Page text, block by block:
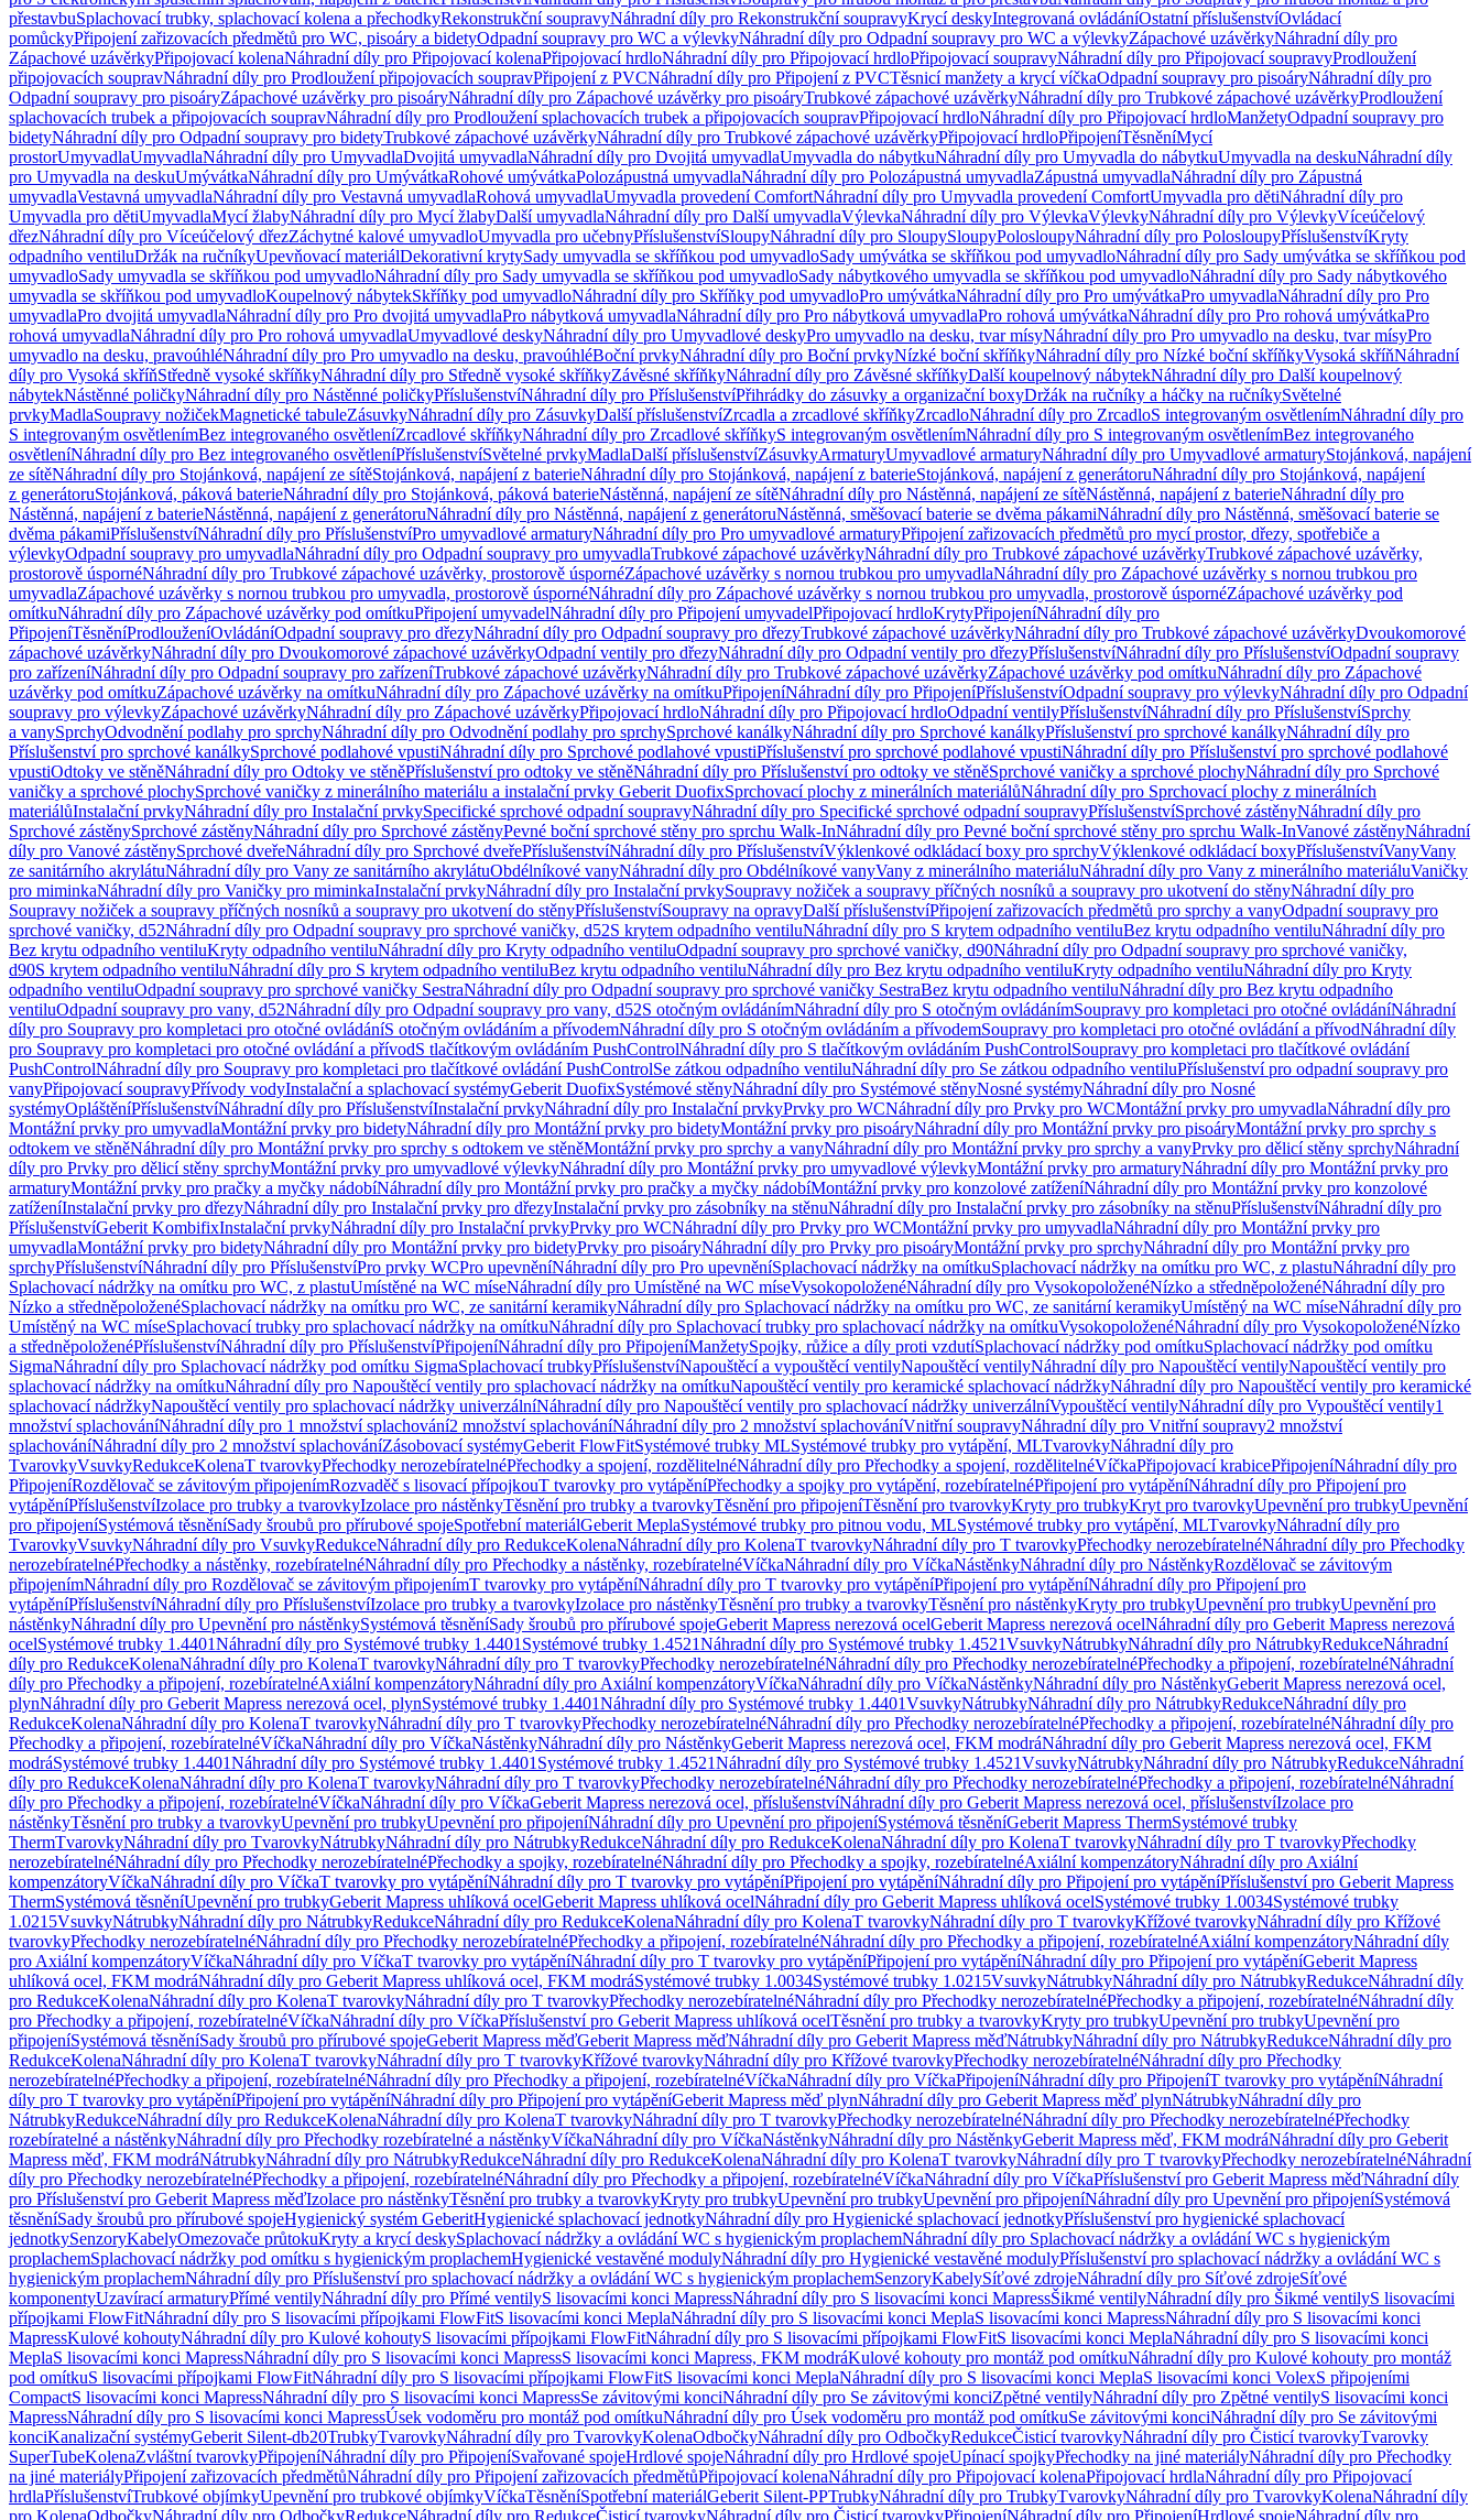
přestavbuSplachovací trubky, splachovací kolena a přechodkyRekonstrukční soupravyNáhradní díly pro Rekonstrukční soupravyKrycí deskyIntegrovaná ovládáníOstatní příslušenstvíOvládací
pomůckyPřipojení zařizovacích předmětů pro WC, pisoáry a bidetyOdpadní soupravy pro WC a výlevkyNáhradní díly pro Odpadní soupravy pro WC a výlevkyZápachové uzávěrkyNáhradní díly pro
Zápachové uzávěrkyPřipojovací kolenaNáhradní díly pro Připojovací kolenaPřipojovací hrdloNáhradní díly pro Připojovací hrdloPřipojovací soupravyNáhradní díly pro Připojovací soupravyProdloužení
připojovacích soupravNáhradní díly pro Prodloužení připojovacích soupravPřipojení z PVCNáhradní díly pro Připojení z PVCTěsnicí manžety a krycí víčkaOdpadní soupravy pro pisoáryNáhradní díly pro
Odpadní soupravy pro pisoáryZápachové uzávěrky pro pisoáryNáhradní díly pro Zápachové uzávěrky pro pisoáryTrubkové zápachové uzávěrkyNáhradní díly pro Trubkové zápachové uzávěrkyProdloužení
splachovacích trubek a připojovacích soupravNáhradní díly pro Prodloužení splachovacích trubek a připojovacích soupravPřipojovací hrdloNáhradní díly pro Připojovací hrdloManžetyOdpadní soupravy pro
bidetyNáhradní díly pro Odpadní soupravy pro bidetyTrubkové zápachové uzávěrkyNáhradní díly pro Trubkové zápachové uzávěrkyPřipojovací hrdloPřipojeníTěsněníMycí
prostorUmyvadlaUmyvadlaNáhradní díly pro UmyvadlaDvojitá umyvadlaNáhradní díly pro Dvojitá umyvadlaUmyvadla do nábytkuNáhradní díly pro Umyvadla do nábytkuUmyvadla na deskuNáhradní díly
pro Umyvadla na deskuUmývátkaNáhradní díly pro UmývátkaRohové umývátkaPolozápustná umyvadlaNáhradní díly pro Polozápustná umyvadlaZápustná umyvadlaNáhradní díly pro Zápustná
umyvadlaVestavná umyvadlaNáhradní díly pro Vestavná umyvadlaRohová umyvadlaUmyvadla provedení ComfortNáhradní díly pro Umyvadla provedení ComfortUmyvadla pro dětiNáhradní díly pro
Umyvadla pro dětiUmyvadlaMycí žlabyNáhradní díly pro Mycí žlabyDalší umyvadlaNáhradní díly pro Další umyvadlaVýlevkaNáhradní díly pro VýlevkaVýlevkyNáhradní díly pro VýlevkyVíceúčelový
dřezNáhradní díly pro Víceúčelový dřezZáchytné kalové umyvadloUmyvadla pro učebnyPříslušenstvíSloupyNáhradní díly pro SloupySloupyPolosloupyNáhradní díly pro PolosloupyPříslušenstvíKryty
odpadního ventiluDržák na ručníkyUpevňovací materiálDekorativní krytySady umyvadla se skříňkou pod umyvadloSady umývátka se skříňkou pod umyvadloNáhradní díly pro Sady umývátka se skříňkou pod
umyvadloSady umyvadla se skříňkou pod umyvadloNáhradní díly pro Sady umyvadla se skříňkou pod umyvadloSady nábytkového umyvadla se skříňkou pod umyvadloNáhradní díly pro Sady nábytkového
umyvadla se skříňkou pod umyvadloKoupelnový nábytekSkříňky pod umyvadloNáhradní díly pro Skříňky pod umyvadloPro umývátkaNáhradní díly pro Pro umývátkaPro umyvadlaNáhradní díly pro Pro
umyvadlaPro dvojitá umyvadlaNáhradní díly pro Pro dvojitá umyvadlaPro nábytková umyvadlaNáhradní díly pro Pro nábytková umyvadlaPro rohová umývátkaNáhradní díly pro Pro rohová umývátkaPro
rohová umyvadlaNáhradní díly pro Pro rohová umyvadlaUmyvadlové deskyNáhradní díly pro Umyvadlové deskyPro umyvadlo na desku, tvar mísyNáhradní díly pro Pro umyvadlo na desku, tvar mísyPro
umyvadlo na desku, pravoúhléNáhradní díly pro Pro umyvadlo na desku, pravoúhléBoční prvkyNáhradní díly pro Boční prvkyNízké boční skříňkyNáhradní díly pro Nízké boční skříňkyVysoká skříňNáhradní
díly pro Vysoká skříňStředně vysoké skříňkyNáhradní díly pro Středně vysoké skříňkyZávěsné skříňkyNáhradní díly pro Závěsné skříňkyDalší koupelnový nábytekNáhradní díly pro Další koupelnový
nábytekNástěnné poličkyNáhradní díly pro Nástěnné poličkyPříslušenstvíNáhradní díly pro PříslušenstvíPřihrádky do zásuvky a organizační boxyDržák na ručníky a háčky na ručníkySvětelné
prvkyMadlaSoupravy nožičekMagnetické tabuleZásuvkyNáhradní díly pro ZásuvkyDalší příslušenstvíZrcadla a zrcadlové skříňkyZrcadloNáhradní díly pro ZrcadloS integrovaným osvětlenímNáhradní díly pro
S integrovaným osvětlenímBez integrovaného osvětleníZrcadlové skříňkyNáhradní díly pro Zrcadlové skříňkyS integrovaným osvětlenímNáhradní díly pro S integrovaným osvětlenímBez integrovaného
osvětleníNáhradní díly pro Bez integrovaného osvětleníPříslušenstvíSvětelné prvkyMadlaDalší příslušenstvíZásuvkyArmaturyUmyvadlové armaturyNáhradní díly pro Umyvadlové armaturyStojánková, napájení
ze sítěNáhradní díly pro Stojánková, napájení ze sítěStojánková, napájení z baterieNáhradní díly pro Stojánková, napájení z baterieStojánková, napájení z generátoruNáhradní díly pro Stojánková, napájení
z generátoruStojánková, páková baterieNáhradní díly pro Stojánková, páková baterieNástěnná, napájení ze sítěNáhradní díly pro Nástěnná, napájení ze sítěNástěnná, napájení z baterieNáhradní díly pro
Nástěnná, napájení z baterieNástěnná, napájení z generátoruNáhradní díly pro Nástěnná, napájení z generátoruNástěnná, směšovací baterie se dvěma pákamiNáhradní díly pro Nástěnná, směšovací baterie se
dvěma pákamiPříslušenstvíNáhradní díly pro PříslušenstvíPro umyvadlové armaturyNáhradní díly pro Pro umyvadlové armaturyPřipojení zařizovacích předmětů pro mycí prostor, dřezy, spotřebiče a
výlevkyOdpadní soupravy pro umyvadlaNáhradní díly pro Odpadní soupravy pro umyvadlaTrubkové zápachové uzávěrkyNáhradní díly pro Trubkové zápachové uzávěrkyTrubkové zápachové uzávěrky,
prostorově úspornéNáhradní díly pro Trubkové zápachové uzávěrky, prostorově úspornéZápachové uzávěrky s nornou trubkou pro umyvadlaNáhradní díly pro Zápachové uzávěrky s nornou trubkou pro
umyvadlaZápachové uzávěrky s nornou trubkou pro umyvadla, prostorově úspornéNáhradní díly pro Zápachové uzávěrky s nornou trubkou pro umyvadla, prostorově úspornéZápachové uzávěrky pod
omítkuNáhradní díly pro Zápachové uzávěrky pod omítkuPřipojení umyvadelNáhradní díly pro Připojení umyvadelPřipojovací hrdloKrytyPřipojeníNáhradní díly pro
PřipojeníTěsněníProdlouženíOvládáníOdpadní soupravy pro dřezyNáhradní díly pro Odpadní soupravy pro dřezyTrubkové zápachové uzávěrkyNáhradní díly pro Trubkové zápachové uzávěrkyDvoukomorové
zápachové uzávěrkyNáhradní díly pro Dvoukomorové zápachové uzávěrkyOdpadní ventily pro dřezyNáhradní díly pro Odpadní ventily pro dřezyPříslušenstvíNáhradní díly pro PříslušenstvíOdpadní soupravy
pro zařízeníNáhradní díly pro Odpadní soupravy pro zařízeníTrubkové zápachové uzávěrkyNáhradní díly pro Trubkové zápachové uzávěrkyZápachové uzávěrky pod omítkuNáhradní díly pro Zápachové
uzávěrky pod omítkuZápachové uzávěrky na omítkuNáhradní díly pro Zápachové uzávěrky na omítkuPřipojeníNáhradní díly pro PřipojeníPříslušenstvíOdpadní soupravy pro výlevkyNáhradní díly pro Odpadní
soupravy pro výlevkyZápachové uzávěrkyNáhradní díly pro Zápachové uzávěrkyPřipojovací hrdloNáhradní díly pro Připojovací hrdloOdpadní ventilyPříslušenstvíNáhradní díly pro PříslušenstvíSprchy
a vanySprchyOdvodnění podlahy pro sprchyNáhradní díly pro Odvodnění podlahy pro sprchySprchové kanálkyNáhradní díly pro Sprchové kanálkyPříslušenství pro sprchové kanálkyNáhradní díly pro
Příslušenství pro sprchové kanálkySprchové podlahové vpustiNáhradní díly pro Sprchové podlahové vpustiPříslušenství pro sprchové podlahové vpustiNáhradní díly pro Příslušenství pro sprchové podlahové
vpustiOdtoky ve stěněNáhradní díly pro Odtoky ve stěněPříslušenství pro odtoky ve stěněNáhradní díly pro Příslušenství pro odtoky ve stěněSprchové vaničky a sprchové plochyNáhradní díly pro Sprchové
vaničky a sprchové plochySprchové vaničky z minerálního materiálu a instalační prvky Geberit DuofixSprchovací plochy z minerálních materiálůNáhradní díly pro Sprchovací plochy z minerálních
materiálůInstalační prvkyNáhradní díly pro Instalační prvkySpecifické sprchové odpadní soupravyNáhradní díly pro Specifické sprchové odpadní soupravyPříslušenstvíSprchové zástěnyNáhradní díly pro
Sprchové zástěnySprchové zástěnyNáhradní díly pro Sprchové zástěnyPevné boční sprchové stěny pro sprchu Walk-InNáhradní díly pro Pevné boční sprchové stěny pro sprchu Walk-InVanové zástěnyNáhradní
díly pro Vanové zástěnySprchové dveřeNáhradní díly pro Sprchové dveřePříslušenstvíNáhradní díly pro PříslušenstvíVýklenkové odkládací boxy pro sprchyVýklenkové odkládací boxyPříslušenstvíVanyVany
ze sanitárního akrylátuNáhradní díly pro Vany ze sanitárního akrylátuObdélníkové vanyNáhradní díly pro Obdélníkové vanyVany z minerálního materiáluNáhradní díly pro Vany z minerálního materiáluVaničky
pro miminkaNáhradní díly pro Vaničky pro miminkaInstalační prvkyNáhradní díly pro Instalační prvkySoupravy nožiček a soupravy příčných nosníků a soupravy pro ukotvení do stěnyNáhradní díly pro
Soupravy nožiček a soupravy příčných nosníků a soupravy pro ukotvení do stěnyPříslušenstvíSoupravy na opravyDalší příslušenstvíPřipojení zařizovacích předmětů pro sprchy a vanyOdpadní soupravy pro
sprchové vaničky, d52Náhradní díly pro Odpadní soupravy pro sprchové vaničky, d52S krytem odpadního ventiluNáhradní díly pro S krytem odpadního ventiluBez krytu odpadního ventiluNáhradní díly pro
Bez krytu odpadního ventiluKryty odpadního ventiluNáhradní díly pro Kryty odpadního ventiluOdpadní soupravy pro sprchové vaničky, d90Náhradní díly pro Odpadní soupravy pro sprchové vaničky,
d90S krytem odpadního ventiluNáhradní díly pro S krytem odpadního ventiluBez krytu odpadního ventiluNáhradní díly pro Bez krytu odpadního ventiluKryty odpadního ventiluNáhradní díly pro Kryty
odpadního ventiluOdpadní soupravy pro sprchové vaničky SestraNáhradní díly pro Odpadní soupravy pro sprchové vaničky SestraBez krytu odpadního ventiluNáhradní díly pro Bez krytu odpadního
ventiluOdpadní soupravy pro vany, d52Náhradní díly pro Odpadní soupravy pro vany, d52S otočným ovládánímNáhradní díly pro S otočným ovládánímSoupravy pro kompletaci pro otočné ovládáníNáhradní
díly pro Soupravy pro kompletaci pro otočné ovládáníS otočným ovládáním a přívodemNáhradní díly pro S otočným ovládáním a přívodemSoupravy pro kompletaci pro otočné ovládání a přívodNáhradní díly
pro Soupravy pro kompletaci pro otočné ovládání a přívodS tlačítkovým ovládáním PushControlNáhradní díly pro S tlačítkovým ovládáním PushControlSoupravy pro kompletaci pro tlačítkové ovládání
PushControlNáhradní díly pro Soupravy pro kompletaci pro tlačítkové ovládání PushControlSe zátkou odpadního ventiluNáhradní díly pro Se zátkou odpadního ventiluPříslušenství pro odpadní soupravy pro
vanyPřipojovací soupravyPřívody vodyInstalační a splachovací systémyGeberit DuofixSystémové stěnyNáhradní díly pro Systémové stěnyNosné systémyNáhradní díly pro Nosné
systémyOpláštěníPříslušenstvíNáhradní díly pro PříslušenstvíInstalační prvkyNáhradní díly pro Instalační prvkyPrvky pro WCNáhradní díly pro Prvky pro WCMontážní prvky pro umyvadlaNáhradní díly pro
Montážní prvky pro umyvadlaMontážní prvky pro bidetyNáhradní díly pro Montážní prvky pro bidetyMontážní prvky pro pisoáryNáhradní díly pro Montážní prvky pro pisoáryMontážní prvky pro sprchy s
odtokem ve stěněNáhradní díly pro Montážní prvky pro sprchy s odtokem ve stěněMontážní prvky pro sprchy a vanyNáhradní díly pro Montážní prvky pro sprchy a vanyPrvky pro dělicí stěny sprchyNáhradní
díly pro Prvky pro dělicí stěny sprchyMontážní prvky pro umyvadlové výlevkyNáhradní díly pro Montážní prvky pro umyvadlové výlevkyMontážní prvky pro armaturyNáhradní díly pro Montážní prvky pro
armaturyMontážní prvky pro pračky a myčky nádobíNáhradní díly pro Montážní prvky pro pračky a myčky nádobíMontážní prvky pro konzolové zatíženíNáhradní díly pro Montážní prvky pro konzolové
zatíženíInstalační prvky pro dřezyNáhradní díly pro Instalační prvky pro dřezyInstalační prvky pro zásobníky na stěnuNáhradní díly pro Instalační prvky pro zásobníky na stěnuPříslušenstvíNáhradní díly pro
PříslušenstvíGeberit KombifixInstalační prvkyNáhradní díly pro Instalační prvkyPrvky pro WCNáhradní díly pro Prvky pro WCMontážní prvky pro umyvadlaNáhradní díly pro Montážní prvky pro
umyvadlaMontážní prvky pro bidetyNáhradní díly pro Montážní prvky pro bidetyPrvky pro pisoáryNáhradní díly pro Prvky pro pisoáryMontážní prvky pro sprchyNáhradní díly pro Montážní prvky pro
sprchyPříslušenstvíNáhradní díly pro PříslušenstvíPro prvky WCPro upevněníNáhradní díly pro Pro upevněníSplachovací nádržky na omítkuSplachovací nádržky na omítku pro WC, z plastuNáhradní díly pro
Splachovací nádržky na omítku pro WC, z plastuUmístěné na WC míseNáhradní díly pro Umístěné na WC míseVysokopoloženéNáhradní díly pro VysokopoloženéNízko a středněpoloženéNáhradní díly pro
Nízko a středněpoloženéSplachovací nádržky na omítku pro WC, ze sanitární keramikyNáhradní díly pro Splachovací nádržky na omítku pro WC, ze sanitární keramikyUmístěný na WC míseNáhradní díly pro
Umístěný na WC míseSplachovací trubky pro splachovací nádržky na omítkuNáhradní díly pro Splachovací trubky pro splachovací nádržky na omítkuVysokopoloženéNáhradní díly pro VysokopoloženéNízko
a středněpoloženéPříslušenstvíNáhradní díly pro PříslušenstvíPřipojeníNáhradní díly pro PřipojeníManžetySpojky, růžice a díly proti vzdutíSplachovací nádržky pod omítkuSplachovací nádržky pod omítku
SigmaNáhradní díly pro Splachovací nádržky pod omítku SigmaSplachovací trubkyPříslušenstvíNapouštěcí a vypouštěcí ventilyNapouštěcí ventilyNáhradní díly pro Napouštěcí ventilyNapouštěcí ventily pro
splachovací nádržky na omítkuNáhradní díly pro Napouštěcí ventily pro splachovací nádržky na omítkuNapouštěcí ventily pro keramické splachovací nádržkyNáhradní díly pro Napouštěcí ventily pro keramické
splachovací nádržkyNapouštěcí ventily pro splachovací nádržky univerzálníNáhradní díly pro Napouštěcí ventily pro splachovací nádržky univerzálníVypouštěcí ventilyNáhradní díly pro Vypouštěcí ventily1
množství splachováníNáhradní díly pro 1 množství splachování2 množství splachováníNáhradní díly pro 2 množství splachováníVnitřní soupravyNáhradní díly pro Vnitřní soupravy2 množství
splachováníNáhradní díly pro 2 množství splachováníZásobovací systémyGeberit FlowFitSystémové trubky MLSystémové trubky pro vytápění, MLTvarovkyNáhradní díly pro
TvarovkyVsuvkyRedukceKolenaT tvarovkyPřechodky nerozebíratelnéPřechodky a spojení, rozdělitelnéNáhradní díly pro Přechodky a spojení, rozdělitelnéVíčkaPřipojovací krabicePřipojeníNáhradní díly pro
PřipojeníRozdělovač se závitovým připojenímRozvaděč s lisovací přípojkouT tvarovky pro vytápěníPřechodky a spojky pro vytápění, rozebíratelnéPřipojení pro vytápěníNáhradní díly pro Připojení pro
vytápěníPříslušenstvíIzolace pro trubky a tvarovkyIzolace pro nástěnkyTěsnění pro trubky a tvarovkyTěsnění pro připojeníTěsnění pro tvarovkyKryty pro trubkyKryt pro tvarovkyUpevnění pro trubkyUpevnění
pro připojeníSystémová těsněníSady šroubů pro přírubové spojeSpotřební materiálGeberit MeplaSystémové trubky pro pitnou vodu, MLSystémové trubky pro vytápění, MLTvarovkyNáhradní díly pro
TvarovkyVsuvkyNáhradní díly pro VsuvkyRedukceNáhradní díly pro RedukceKolenaNáhradní díly pro KolenaT tvarovkyNáhradní díly pro T tvarovkyPřechodky nerozebíratelnéNáhradní díly pro Přechodky
nerozebíratelnéPřechodky a nástěnky, rozebíratelnéNáhradní díly pro Přechodky a nástěnky, rozebíratelnéVíčkaNáhradní díly pro VíčkaNástěnkyNáhradní díly pro NástěnkyRozdělovač se závitovým
připojenímNáhradní díly pro Rozdělovač se závitovým připojenímT tvarovky pro vytápěníNáhradní díly pro T tvarovky pro vytápěníPřipojení pro vytápěníNáhradní díly pro Připojení pro
vytápěníPříslušenstvíNáhradní díly pro PříslušenstvíIzolace pro trubky a tvarovkyIzolace pro nástěnkyTěsnění pro trubky a tvarovkyTěsnění pro nástěnkyKryty pro trubkyUpevnění pro trubkyUpevnění pro
nástěnkyNáhradní díly pro Upevnění pro nástěnkySystémová těsněníSady šroubů pro přírubové spojeGeberit Mapress nerezová ocelGeberit Mapress nerezová ocelNáhradní díly pro Geberit Mapress nerezová
ocelSystémové trubky 1.4401Náhradní díly pro Systémové trubky 1.4401 Systémové trubky 1.4521Náhradní díly pro Systémové trubky 1.4521VsuvkyNátrubkyNáhradní díly pro NátrubkyRedukceNáhradní
díly pro RedukceKolenaNáhradní díly pro KolenaT tvarovkyNáhradní díly pro T tvarovkyPřechodky nerozebíratelnéNáhradní díly pro Přechodky nerozebíratelnéPřechodky a připojení, rozebíratelnéNáhradní
díly pro Přechodky a připojení, rozebíratelnéAxiální kompenzátoryNáhradní díly pro Axiální kompenzátoryVíčkaNáhradní díly pro VíčkaNástěnkyNáhradní díly pro NástěnkyGeberit Mapress nerezová ocel,
plynNáhradní díly pro Geberit Mapress nerezová ocel, plynSystémové trubky 1.4401Náhradní díly pro Systémové trubky 1.4401VsuvkyNátrubkyNáhradní díly pro NátrubkyRedukceNáhradní díly pro
RedukceKolenaNáhradní díly pro KolenaT tvarovkyNáhradní díly pro T tvarovkyPřechodky nerozebíratelnéNáhradní díly pro Přechodky nerozebíratelnéPřechodky a připojení, rozebíratelnéNáhradní díly pro
Přechodky a připojení, rozebíratelnéVíčkaNáhradní díly pro VíčkaNástěnkyNáhradní díly pro NástěnkyGeberit Mapress nerezová ocel, FKM modráNáhradní díly pro Geberit Mapress nerezová ocel, FKM
modráSystémové trubky 1.4401Náhradní díly pro Systémové trubky 1.4401 Systémové trubky 1.4521Náhradní díly pro Systémové trubky 1.4521VsuvkyNátrubkyNáhradní díly pro NátrubkyRedukceNáhradní
díly pro RedukceKolenaNáhradní díly pro KolenaT tvarovkyNáhradní díly pro T tvarovkyPřechodky nerozebíratelnéNáhradní díly pro Přechodky nerozebíratelnéPřechodky a připojení, rozebíratelnéNáhradní
díly pro Přechodky a připojení, rozebíratelnéVíčkaNáhradní díly pro VíčkaGeberit Mapress nerezová ocel, příslušenstvíNáhradní díly pro Geberit Mapress nerezová ocel, příslušenstvíIzolace pro
nástěnkyTěsnění pro trubky a tvarovkyUpevnění pro trubkyUpevnění pro připojeníNáhradní díly pro Upevnění pro připojeníSystémová těsněníGeberit Mapress ThermSystémové trubky
ThermTvarovkyNáhradní díly pro TvarovkyNátrubkyNáhradní díly pro NátrubkyRedukceNáhradní díly pro RedukceKolenaNáhradní díly pro KolenaT tvarovkyNáhradní díly pro T tvarovkyPřechodky
nerozebíratelnéNáhradní díly pro Přechodky nerozebíratelnéPřechodky a spojky, rozebíratelnéNáhradní díly pro Přechodky a spojky, rozebíratelnéAxiální kompenzátoryNáhradní díly pro Axiální
kompenzátoryVíčkaNáhradní díly pro VíčkaT tvarovky pro vytápěníNáhradní díly pro T tvarovky pro vytápěníPřipojení pro vytápěníNáhradní díly pro Připojení pro vytápěníPříslušenství pro Geberit Mapress
ThermSystémová těsněníUpevnění pro trubkyGeberit Mapress uhlíková ocelGeberit Mapress uhlíková ocelNáhradní díly pro Geberit Mapress uhlíková ocelSystémové trubky 1.0034Systémové trubky
1.0215VsuvkyNátrubkyNáhradní díly pro NátrubkyRedukceNáhradní díly pro RedukceKolenaNáhradní díly pro KolenaT tvarovkyNáhradní díly pro T tvarovkyKřížové tvarovkyNáhradní díly pro Křížové
tvarovkyPřechodky nerozebíratelnéNáhradní díly pro Přechodky nerozebíratelnéPřechodky a připojení, rozebíratelnéNáhradní díly pro Přechodky a připojení, rozebíratelnéAxiální kompenzátoryNáhradní díly
pro Axiální kompenzátoryVíčkaNáhradní díly pro VíčkaT tvarovky pro vytápěníNáhradní díly pro T tvarovky pro vytápěníPřipojení pro vytápěníNáhradní díly pro Připojení pro vytápěníGeberit Mapress
uhlíková ocel, FKM modráNáhradní díly pro Geberit Mapress uhlíková ocel, FKM modráSystémové trubky 1.0034Systémové trubky 1.0215VsuvkyNátrubkyNáhradní díly pro NátrubkyRedukceNáhradní díly
pro RedukceKolenaNáhradní díly pro KolenaT tvarovkyNáhradní díly pro T tvarovkyPřechodky nerozebíratelnéNáhradní díly pro Přechodky nerozebíratelnéPřechodky a připojení, rozebíratelnéNáhradní díly
pro Přechodky a připojení, rozebíratelnéVíčkaNáhradní díly pro VíčkaPříslušenství pro Geberit Mapress uhlíková ocelTěsnění pro trubky a tvarovkyKryty pro trubkyUpevnění pro trubkyUpevnění pro
připojeníSystémová těsněníSady šroubů pro přírubové spojeGeberit Mapress měďGeberit Mapress měďNáhradní díly pro Geberit Mapress měďNátrubkyNáhradní díly pro NátrubkyRedukceNáhradní díly pro
RedukceKolenaNáhradní díly pro KolenaT tvarovkyNáhradní díly pro T tvarovkyKřížové tvarovkyNáhradní díly pro Křížové tvarovkyPřechodky nerozebíratelnéNáhradní díly pro Přechodky
nerozebíratelnéPřechodky a připojení, rozebíratelnéNáhradní díly pro Přechodky a připojení, rozebíratelnéVíčkaNáhradní díly pro VíčkaPřipojeníNáhradní díly pro PřipojeníT tvarovky pro vytápěníNáhradní
díly pro T tvarovky pro vytápěníPřipojení pro vytápěníNáhradní díly pro Připojení pro vytápěníGeberit Mapress měď plynNáhradní díly pro Geberit Mapress měď plynNátrubkyNáhradní díly pro
NátrubkyRedukceNáhradní díly pro RedukceKolenaNáhradní díly pro KolenaT tvarovkyNáhradní díly pro T tvarovkyPřechodky nerozebíratelnéNáhradní díly pro Přechodky nerozebíratelnéPřechodky
rozebíratelné a nástěnkyNáhradní díly pro Přechodky rozebíratelné a nástěnkyVíčkaNáhradní díly pro VíčkaNástěnkyNáhradní díly pro NástěnkyGeberit Mapress měď, FKM modráNáhradní díly pro Geberit
Mapress měď, FKM modráNátrubkyNáhradní díly pro NátrubkyRedukceNáhradní díly pro RedukceKolenaNáhradní díly pro KolenaT tvarovkyNáhradní díly pro T tvarovkyPřechodky nerozebíratelnéNáhradní
díly pro Přechodky nerozebíratelnéPřechodky a připojení, rozebíratelnéNáhradní díly pro Přechodky a připojení, rozebíratelnéVíčkaNáhradní díly pro VíčkaPříslušenství pro Geberit Mapress měďNáhradní díly
pro Příslušenství pro Geberit Mapress měďIzolace pro nástěnkyTěsnění pro trubky a tvarovkyKryty pro trubkyUpevnění pro trubkyUpevnění pro připojeníNáhradní díly pro Upevnění pro připojeníSystémová
těsněníSady šroubů pro přírubové spojeHygienický systém GeberitHygienické splachovací jednotkyNáhradní díly pro Hygienické splachovací jednotkyPříslušenství pro hygienické splachovací
jednotkySenzoryKabelyOmezovače průtokuKryty a krycí deskySplachovací nádržky a ovládání WC s hygienickým proplachemNáhradní díly pro Splachovací nádržky a ovládání WC s hygienickým
proplachemSplachovací nádržky pod omítku s hygienickým proplachemHygienické vestavěné modulyNáhradní díly pro Hygienické vestavěné modulyPříslušenství pro splachovací nádržky a ovládání WC s
hygienickým proplachemNáhradní díly pro Příslušenství pro splachovací nádržky a ovládání WC s hygienickým proplachemSenzoryKabelySíťové zdrojeNáhradní díly pro Síťové zdrojeSíťové
komponentyUzavírací armaturyPřímé ventilyNáhradní díly pro Přímé ventilyS lisovacími konci MapressNáhradní díly pro S lisovacími konci MapressŠikmé ventilyNáhradní díly pro Šikmé ventilyS lisovacími
přípojkami FlowFitNáhradní díly pro S lisovacími přípojkami FlowFitS lisovacími konci MeplaNáhradní díly pro S lisovacími konci MeplaS lisovacími konci MapressNáhradní díly pro S lisovacími konci
MapressKulové kohoutyNáhradní díly pro Kulové kohoutyS lisovacími přípojkami FlowFitNáhradní díly pro S lisovacími přípojkami FlowFitS lisovacími konci MeplaNáhradní díly pro S lisovacími konci
MeplaS lisovacími konci MapressNáhradní díly pro S lisovacími konci MapressS lisovacími konci Mapress, FKM modráKulové kohouty pro montáž pod omítkuNáhradní díly pro Kulové kohouty pro montáž
pod omítkuS lisovacími přípojkami FlowFitNáhradní díly pro S lisovacími přípojkami FlowFitS lisovacími konci MeplaNáhradní díly pro S lisovacími konci MeplaS lisovacími konci VolexS připojeními
CompactS lisovacími konci MapressNáhradní díly pro S lisovacími konci MapressSe závitovými konciNáhradní díly pro Se závitovými konciZpětné ventilyNáhradní díly pro Zpětné ventilyS lisovacími konci
MapressNáhradní díly pro S lisovacími konci MapressÚsek vodoměru pro montáž pod omítkuNáhradní díly pro Úsek vodoměru pro montáž pod omítkuSe závitovými konciNáhradní díly pro Se závitovými
konciKanalizační systémyGeberit Silent-db20TrubkyTvarovkyNáhradní díly pro TvarovkyKolenaOdbočkyNáhradní díly pro OdbočkyRedukceČisticí tvarovkyNáhradní díly pro Čisticí tvarovkyTvarovky
SuperTubeKolenaZvláštní tvarovkyPřipojeníNáhradní díly pro PřipojeníSvařované spojeHrdlové spojeNáhradní díly pro Hrdlové spojeUpínací spojkyPřechodky na jiné materiályNáhradní díly pro Přechodky
na jiné materiályPřipojení zařizovacích předmětůNáhradní díly pro Připojení zařizovacích předmětůPřipojovací kolenaNáhradní díly pro Připojovací kolenaPřipojovací hrdlaNáhradní díly pro Připojovací
hrdlaPříslušenstvíTrubkové objímkyUpevnění pro trubkové objímkyVíčkaTěsněníSpotřební materiálGeberit Silent-PPTrubkyNáhradní díly pro TrubkyTvarovkyNáhradní díly pro TvarovkyKolenaNáhradní díly
pro KolenaOdbočkyNáhradní díly pro OdbočkyRedukceNáhradní díly pro RedukceČisticí tvarovkyNáhradní díly pro Čisticí tvarovkyPřipojeníNáhradní díly pro PřipojeníHrdlové spojeNáhradní díly pro